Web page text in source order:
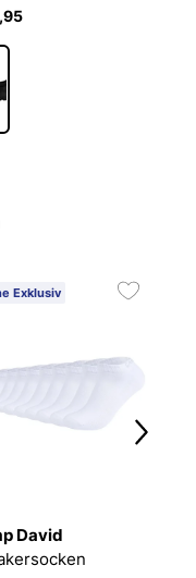
Exklusiv
David